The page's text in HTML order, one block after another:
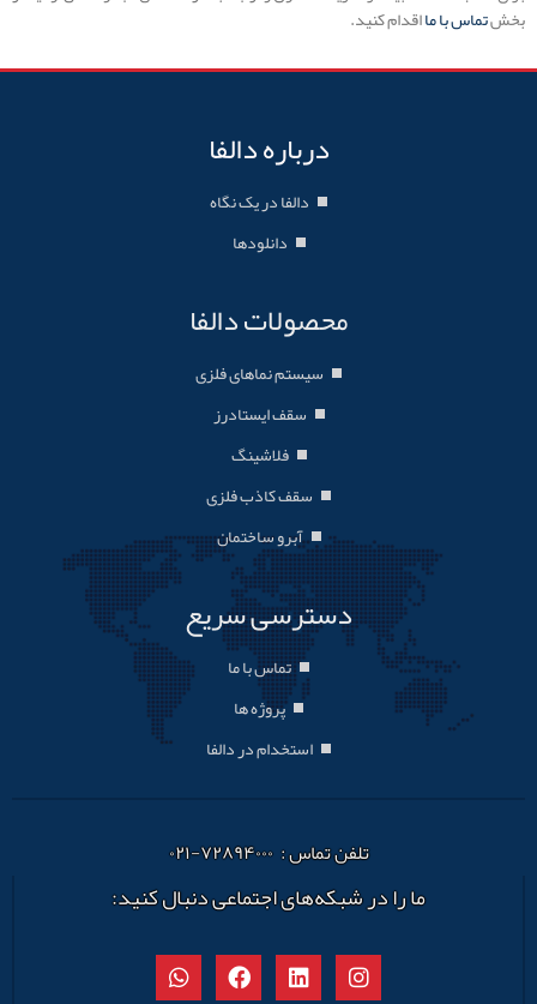
بخشتماس با مااقدام کنید.
درباره دالفا
دالفا در یک نگاه
دانلودها
محصولات دالفا
سیستم نماهای فلزی
سقف ایستادرز
فلاشینگ
سقف کاذب فلزی
آبرو ساختمان
دسترسی سریع
تماس با ما
پروژه ها
استخدام در دالفا
تلفن تماس : ۷۲۸۹۴۰۰۰-۰۲۱
ما را در شبکه‌های اجتماعی دنبال کنید: